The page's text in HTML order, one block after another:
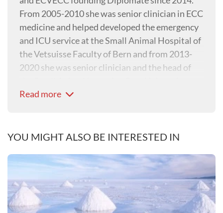
From 2005-2010 she was senior clinician in ECC
medicine and helped developed the emergency
and ICU service at the Small Animal Hospital of
the Vetsuisse Faculty of Bern and from 2013-
2020 she was senior clinician and the head of
Small Animal Hospital of the Vetsuisse Faculty
concentrate on her own company VET ECC CE
Consulting & Education).
Read more
YOU MIGHT ALSO BE INTERESTED IN